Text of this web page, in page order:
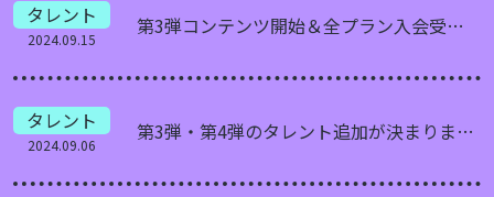
タレント
2024.09.15
第3弾コンテンツ開始＆全プラン入会受付スタート！
タレント
2024.09.06
第3弾・第4弾のタレント追加が決まりました！